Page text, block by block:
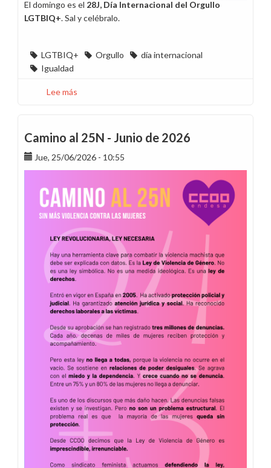
El domingo es el 28J, Día Internacional del Orgullo
LGTBIQ+. Sal y celébralo.
LGTBIQ+ Orgullo
día internacional
Igualdad
Lee más
la
diversidad
y
el
Camino al 25N - Junio de 2026
Jue, 25/06/2026 - 10:55